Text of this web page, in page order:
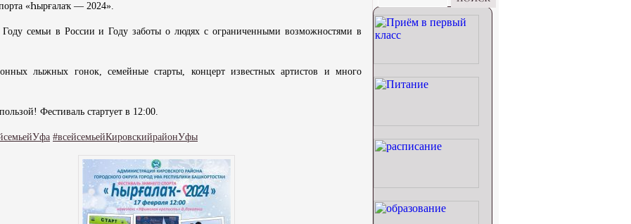
«Һырғалаҡ — 2024».
семьи в России и Году заботы о людях с ограниченными возможностями в
лыжных гонок, семейные старты, концерт известных артистов и много
Фестиваль стартует в 12:00.
#всейсемьейКировскийрайонУфы